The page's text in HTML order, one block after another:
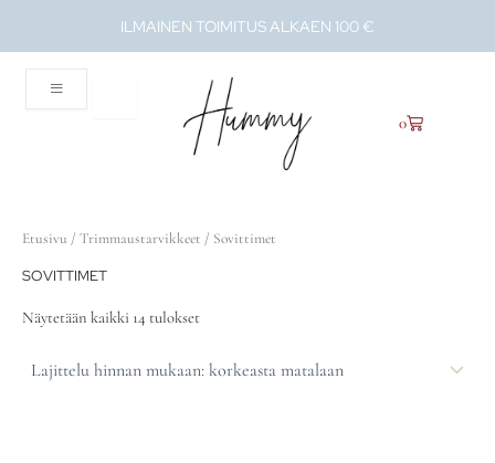
ILMAINEN TOIMITUS ALKAEN 100 €
0
Ostoskori
Etusivu / Trimmaustarvikkeet / Sovittimet
SOVITTIMET
Näytetään kaikki 14 tulokset
hinnan
mukaan:
korkeasta